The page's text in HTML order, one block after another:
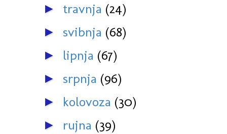
► travnja (24)
► svibnja (68)
► lipnja (67)
► srpnja (96)
► kolovoza (30)
► rujna (39)